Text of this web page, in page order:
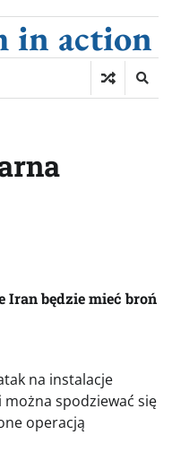
in action
Iran będzie mieć broń
na instalacje
spodziewać się
operacją